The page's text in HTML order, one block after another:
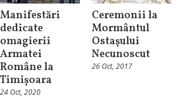
Manifestări
dedicate
omagierii
Armatei
Române la
Timișoara
24 Oct, 2020
Ceremonii la
Mormântul
Ostașului
Necunoscut
26 Oct, 2017